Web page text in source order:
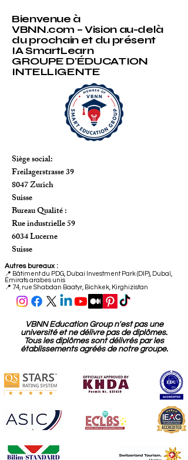
Bienvenue à
VBNN.com – Vision au-delà
du prochain et du présent
IA SmartLearn
GROUPE D'ÉDUCATION
INTELLIGENTE
Siège social:
Freilagerstrasse 39
8047 Zurich
Suisse
Bureau Qualité :
Rue industrielle 59
6034 Lucerne
Suisse
Autres bureaux :
📍 Bâtiment du PDG, Dubai Investment Park (DIP), Dubaï,
Émirats arabes unis
📍 74, rue Shabdan Baatyr, Bichkek, Kirghizistan
VBNN Education Group n'est pas une
université et ne délivre pas de diplômes.
Tous les diplômes sont délivrés par les
établissements agréés de notre groupe.